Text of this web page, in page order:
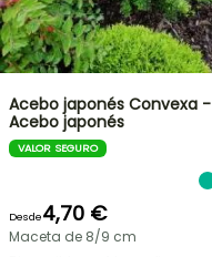
Acebo japonés Convexa -
Acebo japonés
VALOR SEGURO
Desde4,70 €
Maceta de 8/9 cm